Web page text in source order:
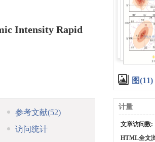
Intensity Rapid
参考文献(52)
访问统计
图(11)
计量
文章访问数:
HTML全文